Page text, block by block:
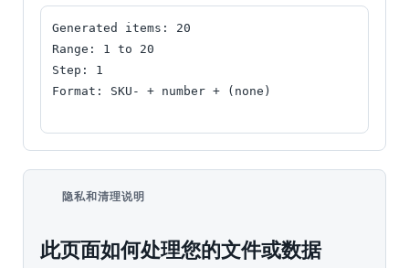
较
Generated items: 20
Range: 1 to 20
Step: 1
Format: SKU- + number + (none)
隐私和清理说明
此页面如何处理您的文件或数据